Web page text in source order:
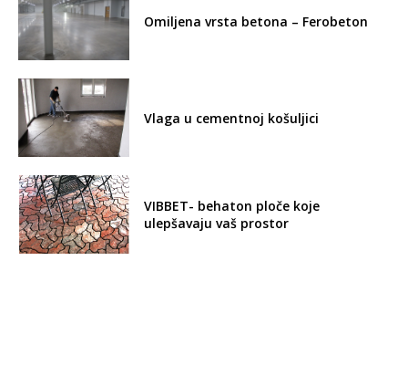
Omiljena vrsta betona – Ferobeton
Vlaga u cementnoj košuljici
VIBBET- behaton ploče koje
ulepšavaju vaš prostor